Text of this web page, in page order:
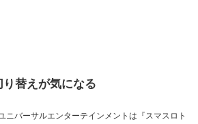
替えが気になる
ニバーサルエンターテインメントは『スマスロト